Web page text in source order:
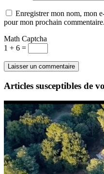
Enregistrer mon nom, mon
pour mon prochain commentaire.
Math Captcha
1 + 6 =
Articles susceptibles de